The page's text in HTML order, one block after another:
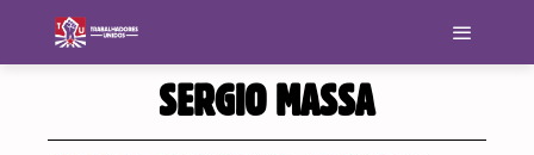
SERGIO MASSA